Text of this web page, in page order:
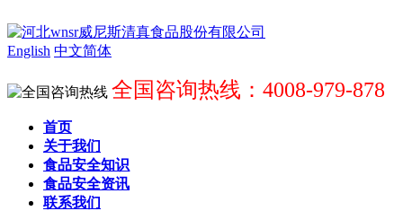
English 中文简体
全国咨询热线：4008-979-878
首页
关于我们
食品安全知识
食品安全资讯
联系我们